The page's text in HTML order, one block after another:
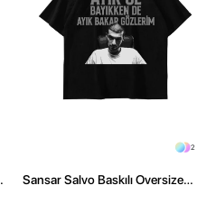
2
Sansar Salvo Baskılı Oversize